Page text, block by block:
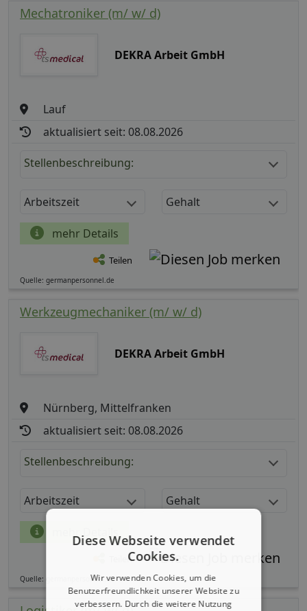
Mechatroniker (m/ w/ d)
DEKRA Arbeit GmbH
Lauf
aktualisiert seit: 08.08.2026
Stellenbeschreibung:
Arbeitszeit Gehalt
mehr Details
Teilen
Quelle: germanpersonnel.de
Werkzeugmechaniker (m/ w/ d)
DEKRA Arbeit GmbH
Nürnberg, Mittelfranken
aktualisiert seit: 08.08.2026
Stellenbeschreibung:
Arbeitszeit Gehalt
mehr Details
Teilen
Quelle: germanpersonnel.de
Diese Webseite verwendet
Cookies.
Wir verwenden Cookies, um die
Benutzerfreundlichkeit unserer Website zu
verbessern. Durch die weitere Nutzung